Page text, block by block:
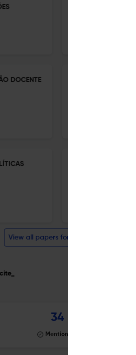
DOCENTE
View all papers for this journal
34
Mentioning